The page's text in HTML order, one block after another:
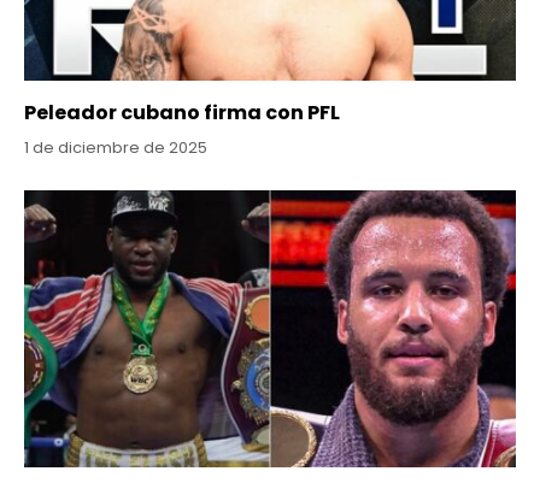
Peleador cubano firma con PFL
1 de diciembre de 2025